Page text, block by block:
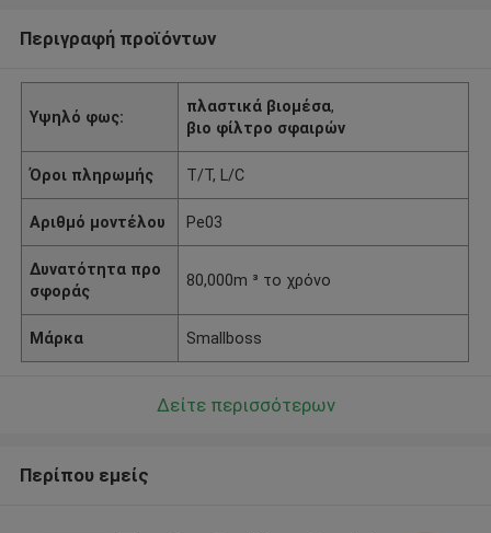
Περιγραφή προϊόντων
Υψηλό φως:
πλαστικά βιομέσα,
βιο φίλτρο σφαιρών
Όροι πληρωμής T/T, L/C
Αριθμό μοντέλου Pe03
Δυνατότητα προ
σφοράς
80,000m ³ το χρόνο
Μάρκα Smallboss
Δείτε περισσότερων
Περίπου εμείς